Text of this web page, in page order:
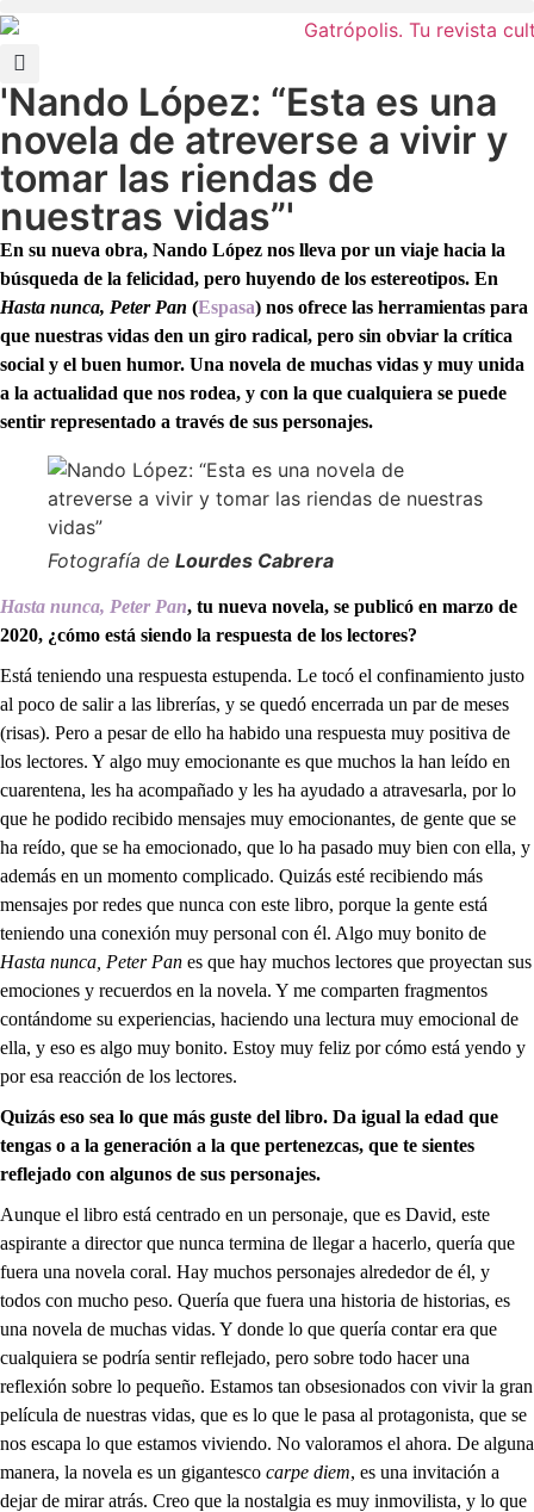
'Nando López: “Esta es una
novela de atreverse a vivir y
tomar las riendas de
nuestras vidas”'
En su nueva obra, Nando López nos lleva por un viaje hacia la
búsqueda de la felicidad, pero huyendo de los estereotipos. En
Hasta nunca, Peter Pan (Espasa) nos ofrece las herramientas para
que nuestras vidas den un giro radical, pero sin obviar la crítica
social y el buen humor. Una novela de muchas vidas y muy unida
a la actualidad que nos rodea, y con la que cualquiera se puede
sentir representado a través de sus personajes.
Fotografía de Lourdes Cabrera
Hasta nunca, Peter Pan, tu nueva novela, se publicó en marzo de
2020, ¿cómo está siendo la respuesta de los lectores?
Está teniendo una respuesta estupenda. Le tocó el confinamiento justo
al poco de salir a las librerías, y se quedó encerrada un par de meses
(risas). Pero a pesar de ello ha habido una respuesta muy positiva de
los lectores. Y algo muy emocionante es que muchos la han leído en
cuarentena, les ha acompañado y les ha ayudado a atravesarla, por lo
que he podido recibido mensajes muy emocionantes, de gente que se
ha reído, que se ha emocionado, que lo ha pasado muy bien con ella, y
además en un momento complicado. Quizás esté recibiendo más
mensajes por redes que nunca con este libro, porque la gente está
teniendo una conexión muy personal con él. Algo muy bonito de
Hasta nunca, Peter Pan es que hay muchos lectores que proyectan sus
emociones y recuerdos en la novela. Y me comparten fragmentos
contándome su experiencias, haciendo una lectura muy emocional de
ella, y eso es algo muy bonito. Estoy muy feliz por cómo está yendo y
por esa reacción de los lectores.
Quizás eso sea lo que más guste del libro. Da igual la edad que
tengas o a la generación a la que pertenezcas, que te sientes
reflejado con algunos de sus personajes.
Aunque el libro está centrado en un personaje, que es David, este
aspirante a director que nunca termina de llegar a hacerlo, quería que
fuera una novela coral. Hay muchos personajes alrededor de él, y
todos con mucho peso. Quería que fuera una historia de historias, es
una novela de muchas vidas. Y donde lo que quería contar era que
cualquiera se podría sentir reflejado, pero sobre todo hacer una
reflexión sobre lo pequeño. Estamos tan obsesionados con vivir la gran
película de nuestras vidas, que es lo que le pasa al protagonista, que se
nos escapa lo que estamos viviendo. No valoramos el ahora. De alguna
manera, la novela es un gigantesco carpe diem, es una invitación a
dejar de mirar atrás. Creo que la nostalgia es muy inmovilista, y lo que